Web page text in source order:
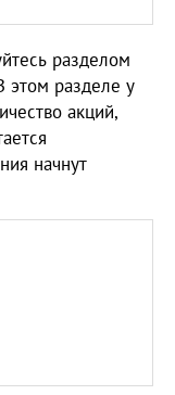
разделом
этом разделе у
акций,
начнут